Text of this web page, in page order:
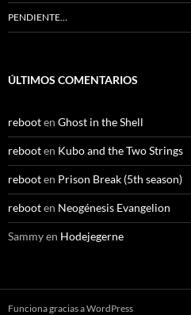
PENDIENTE…
ÚLTIMOS COMENTARIOS
rebooten Ghost in the Shell
rebooten Kubo and the Two Strings
rebooten Prison Break (5th season)
rebooten Neogénesis Evangelion
Sammyen Hodejegerne
Funciona gracias a WordPress